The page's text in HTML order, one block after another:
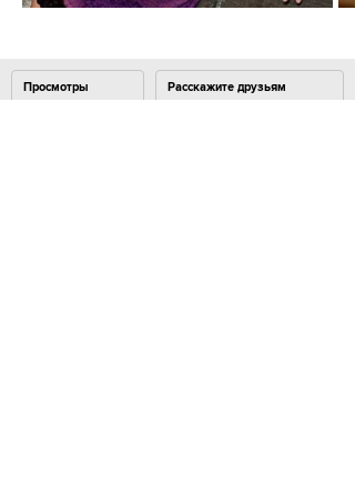
Просмотры Расскажите друзьям